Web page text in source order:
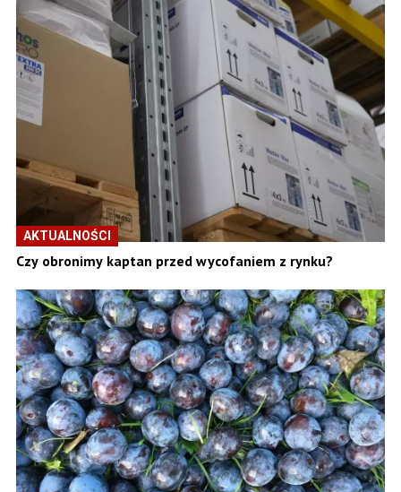
AKTUALNOŚCI
Czy obronimy kaptan przed wycofaniem z rynku?